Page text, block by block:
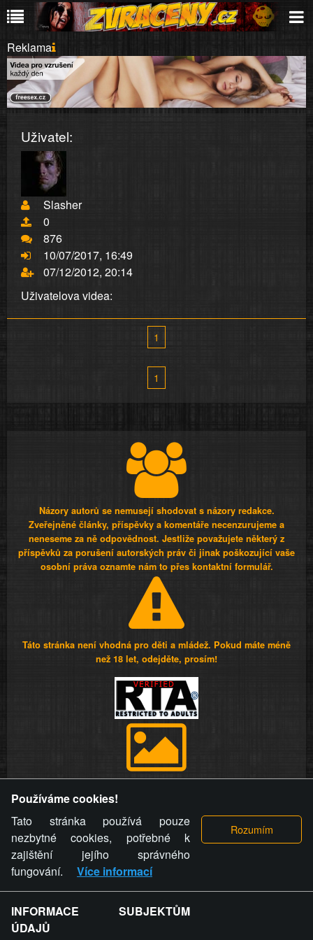
Reklama
Uživatel:
Slasher
0
876
10/07/2017, 16:49
07/12/2012, 20:14
Uživatelova videa:
1
1
Názory autorů se nemusejí shodovat s názory redakce.
Zveřejněné články, příspěvky a komentáře necenzurujeme a
neneseme za ně odpovědnost. Jestliže považujete některý z
příspěvků za porušení autorských práv či jinak poškozující vaše
osobní práva oznamte nám to přes kontaktní formulář.
Táto stránka není vhodná pro děti a mládež. Pokud máte méně
než 18 let, odejděte, prosím!
videa a komentáře. Osoba, které se toto opatření provozovatele
stránky týče, ani osoba, která umístila fotografii nebo video na
stránku, nemůže z důvodu odstranění fotografie, videa nebo
komentáře pro výše uvedenou okolnost uplatnit vůči
provozovateli stránky žádný nárok na náhradu škody nebo
nemajetkové újmy.
ZVRÁCENÝ.CZ - Svět není zvrácenej. To jen
Používáme cookies!
Tato stránka používá pouze
nezbytné cookies, potřebné k
zajištění jejího správného
fungování.
Více informací
INFORMACE SUBJEKTŮM
ÚDAJŮ